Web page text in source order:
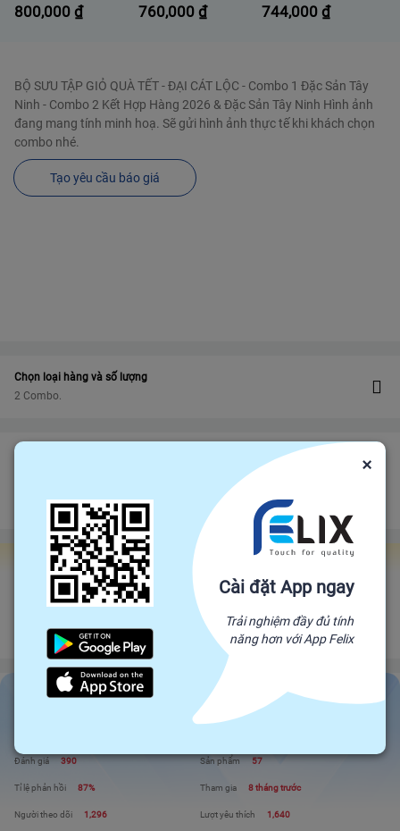
800,000 ₫ 760,000 ₫ 744,000₫
BỘ SƯU TẬP GIỎ QUÀ TẾT - ĐẠI CÁT LỘC - Combo 1 Đặc Sản Tây
Ninh - Combo 2 Kết Hợp Hàng 2026 & Đặc Sản Tây Ninh Hình ảnh
đang mang tính minh hoạ. Sẽ gửi hình ảnh thực tế khi khách chọn
combo nhé.
Tạo yêu cầu báo giá
Chọn loại hàng và số lượng
2 Combo.
bảo vệ đơn hàng felix.store của bạn
Đảm bảo gửi hàng đúng hạn
Chính sách hoàn tiền
Gian hàng Felix Factories
GIAN HÀNG ĐẶC SẢN TỈNH TÂY NINH
Đối tác trực tiếp của Felix, mang sản phẩm trực tiếp từ nhà sản xuất để đến
với người tiêu dùng. Giá cả cạnh tranh - Chất lượng tuyệt đối
GIAN HÀNG ĐẶC SẢN TỈNH TÂY NINH
Xem shop
Đánh giá 390 Sản phẩm 57
Tỉ lệ phản hồi 87% Tham gia 8 tháng trước
Người theo dõi 1,296 Lượt yêu thích 1,640
×
Cài đặt App ngay
Trải nghiệm đầy đủ tính
năng hơn với App Felix